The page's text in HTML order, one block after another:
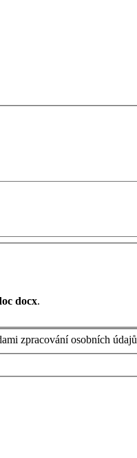
docx.
zpracování osobních údajů